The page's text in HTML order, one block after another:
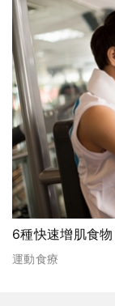
6種快速增肌食
運動食療